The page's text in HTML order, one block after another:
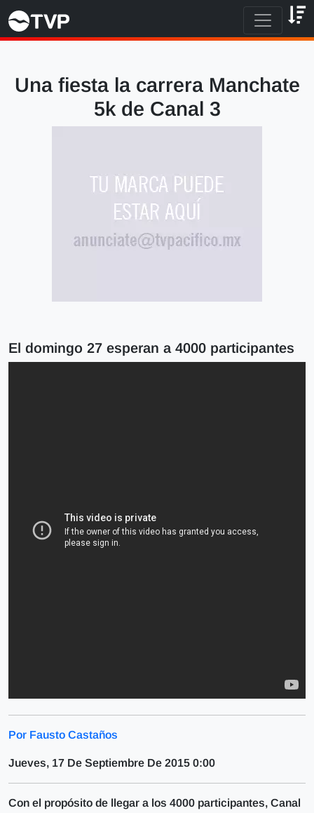
Una fiesta la carrera Manchate
5k de Canal 3
El domingo 27 esperan a 4000 participantes
Por Fausto Castaños
Jueves, 17 De Septiembre De 2015 0:00
Con el propósito de llegar a los 4000 participantes, Canal